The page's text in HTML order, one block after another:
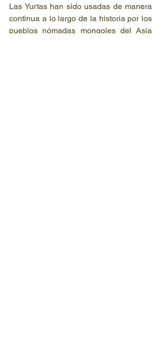
Las Yurtas han sido usadas de manera
continua a lo largo de la historia por los
pueblos nómadas mongoles del Asia